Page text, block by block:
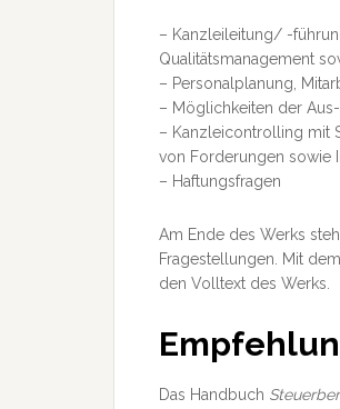
– Kanzleileitung/ -
Qualitätsmanagement
– Personalplanung,
– Möglichkeiten der
– Kanzleicontrolling mit
von Forderungen sowie
– Haftungsfragen
Am Ende des Werks
Fragestellungen. Mit
den Volltext des Werks.
Das Handbuch